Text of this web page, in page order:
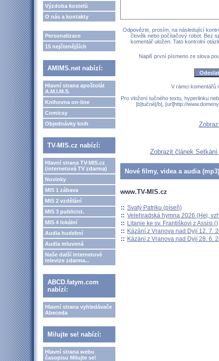
Výzdoba kostelů
O nás a kontakty
Personalizace
15 nejčtenějších
AMIMS.net nabízí:
Hlavní strana apoštolát
A.M.I.M.S.
Knihovna on-line
Comicsy
Objednávky knih
TV-MIS.cz nabízí:
Hlavní strana TV-MIS.cz
(internetová TV zdarma)
Novinky
MIS 1 zábava
MIS 2 vzdělání
MIS 3 publicist.
MIS 4 lokální
Audia hudební
Audia mluvená
Naše další internetové
televize zdarma...
ABCD.fatym.com
nabízí:
Hlavní strana vyhledávače
Abeceda
Milujte se! nabízí:
Hlavní strana webu
časopisu Milujte se!
Odpovězte, prosím, na následující
člověk nebo počítačový robot. Bez
komentář uložen. Tato kontrolní
Napiš první písmeno ze slova
V rámci komentářů
Pro vložení tučného textu, hyperlinku
[b]tučné[/b], [url]http://
Zobrazit článek
Nové filmy, videa a audia
www.TV-MIS.cz
:: Svatý Patriku (píseň)
:: Velehradská hymna 2026 (Hej,
:: Litanie ke sv. Františkovi z Assisi ()
:: Kázání z Vranova nad Dyjí 12. 7.
:: Kázání z Vranova nad Dyjí 28. 6.